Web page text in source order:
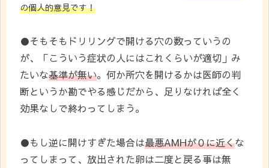
の個人的意見です！
●そもそもドリリングで開ける穴の数っていうの
が、「こういう症状の人にはこれくらいが適切」み
たいな基準が無い。何か所穴を開けるかは医師の判
断というか勘でやる感じだから、足りなければ全く
効果なしで終わってしまう。
●もし逆に開けすぎた場合は最悪AMHが０に近くな
ってしまって、放出された卵は二度と戻る事は無